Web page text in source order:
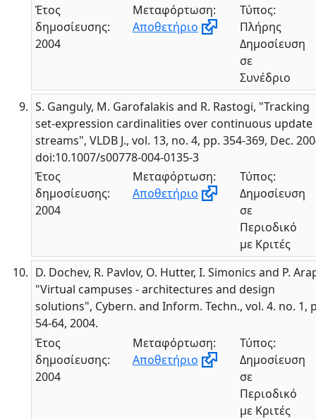
Έτος
δημοσίευσης:
2004
Μεταφόρτωση:
Αποθετήριο
Τύπος:
Πλήρης
Δημοσίευση
σε
Συνέδριο
S. Ganguly, M. Garofalakis and R. Rastogi, "Tracking
set-expression cardinalities over continuous update
streams", VLDB J., vol. 13, no. 4, pp. 354-369, Dec.
doi:10.1007/s00778-004-0135-3
Έτος
δημοσίευσης:
2004
Μεταφόρτωση:
Αποθετήριο
Τύπος:
Δημοσίευση
σε
Περιοδικό
με Κριτές
D. Dochev, R. Pavlov, O. Hutter, I. Simonics and P.
"Virtual campuses - architectures and design
solutions", Cybern. and Inform. Techn., vol. 4. no. 1,
54-64, 2004.
Έτος
δημοσίευσης:
2004
Μεταφόρτωση:
Αποθετήριο
Τύπος:
Δημοσίευση
σε
Περιοδικό
με Κριτές